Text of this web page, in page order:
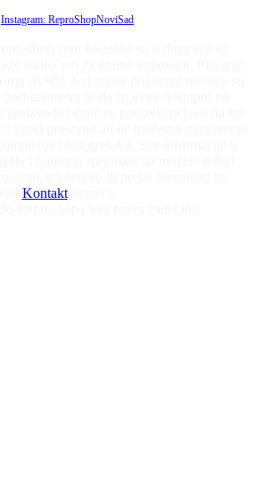
Instagram: ReproShopNoviSad
Kontaktstranici.